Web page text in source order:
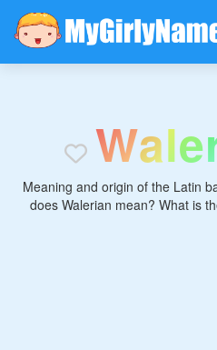
Wale
Meaning and origin of the Latin
does Walerian mean? What is